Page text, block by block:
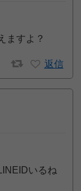
ますよ？
返信
いるね